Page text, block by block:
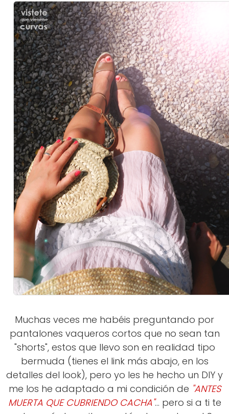
Muchas veces me habéis preguntando por
pantalones vaqueros cortos que no sean tan
"shorts", estos que llevo son en realidad tipo
bermuda (tienes el link más abajo, en los
detalles del look), pero yo les he hecho un DIY y
me los he adaptado a mi condición de "ANTES
MUERTA QUE CUBRIENDO CACHA"... pero si a ti te